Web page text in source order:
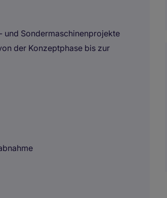
und Sondermaschinenprojekte
der Konzeptphase bis zur